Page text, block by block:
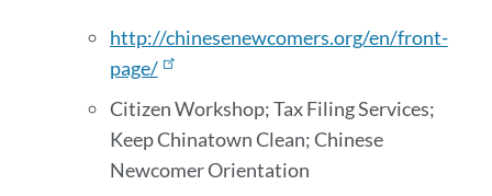
http://chinesenewcomers.org/en/front-
page/
Citizen Workshop; Tax Filing Services;
Keep Chinatown Clean; Chinese
Newcomer Orientation